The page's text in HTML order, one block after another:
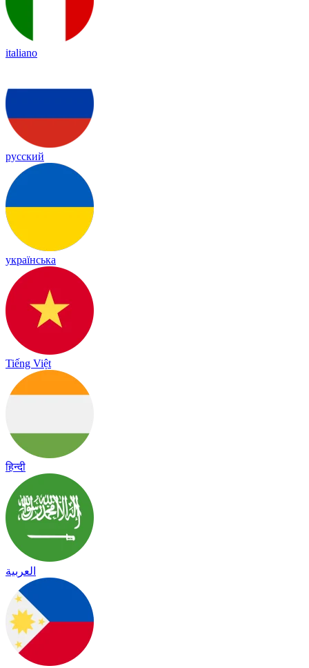
italiano
русский
українська
Tiếng Việt
हिन्दी
العربية